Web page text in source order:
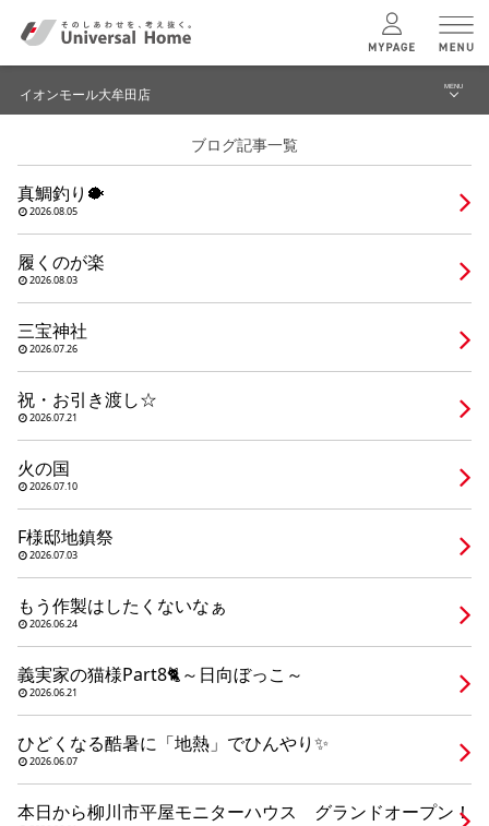
ユニバーサルホームの特長
コンセプトプラン
家づくりの知識
企業情報
お問い合わせ
イオンモール大牟田店 MENU
建築実例・事例
イオンモール大牟田店 TOPへ
ブログ記事一覧
真鯛釣り🐡
2026.08.05
履くのが楽
2026.08.03
三宝神社
2026.07.26
祝・お引き渡し☆
2026.07.21
火の国
2026.07.10
F様邸地鎮祭
2026.07.03
もう作製はしたくないなぁ
2026.06.24
義実家の猫様Part8🐈～日向ぼっこ～
2026.06.21
ひどくなる酷暑に「地熱」でひんやり✨
2026.06.07
本日から柳川市平屋モニターハウス グランドオープン！